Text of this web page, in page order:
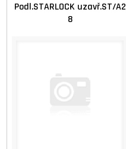
Podl.STARLOCK uzavř.ST/A2
8